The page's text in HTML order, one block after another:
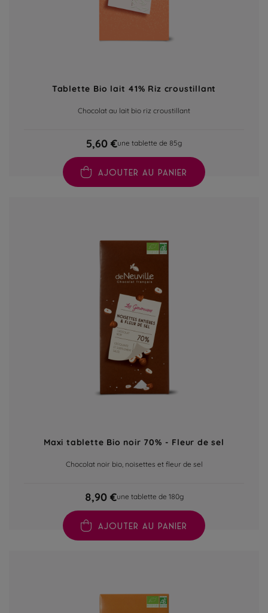
Tablette Bio lait 41% Riz croustillant
Chocolat au lait bio riz croustillant
5,60 €une tablette de 85g
AJOUTER AU PANIER
Maxi tablette Bio noir 70% - Fleur de sel
Chocolat noir bio, noisettes et fleur de sel
8,90 €une tablette de 180g
AJOUTER AU PANIER